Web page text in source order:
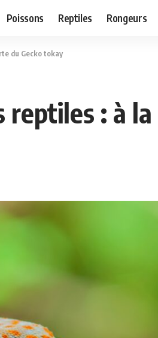
Poissons Reptiles Rongeurs
du Gecko tokay
reptiles : à